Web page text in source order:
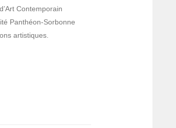
Contemporain
Panthéon-Sorbonne
artistiques.